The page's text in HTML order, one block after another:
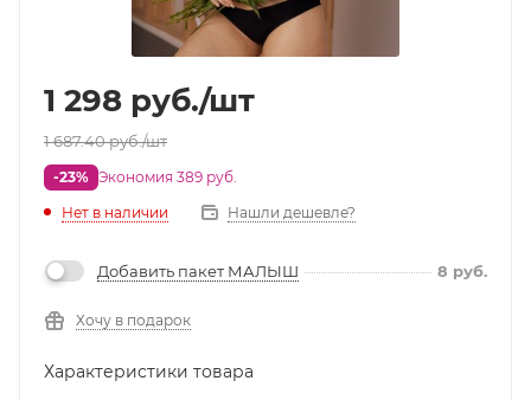
1 298 руб./шт
1 687.40руб./шт
-23% Экономия 389 руб.
Нет в наличии
Нашли дешевле?
Добавить пакет МАЛЫШ 8 руб.
Хочу в подарок
Характеристики товара